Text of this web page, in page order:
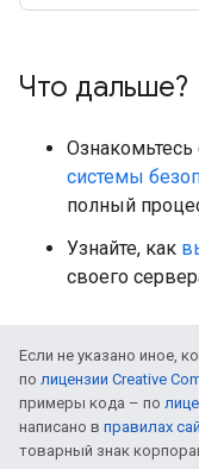
Что дальше?
системы
полный
Узнайте, как
своего
Если не указано иное,
по лицензии Creative
примеры кода – по
написано в правилах
товарный знак